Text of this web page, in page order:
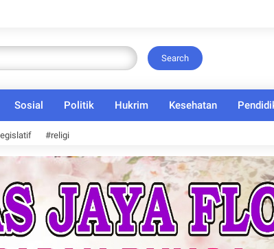
Search
Sosial Politik Hukrim Kesehatan
#religi